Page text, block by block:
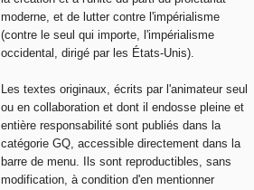
moderne, et de lutter contre l'impérialisme
(contre le seul qui importe, l'impérialisme
occidental, dirigé par les États-Unis).
Les textes originaux, écrits par l'animateur seul
ou en collaboration et dont il endosse pleine et
entière responsabilité sont publiés dans la
catégorie GQ, accessible directement dans la
barre de menu. Ils sont reproductibles, sans
modification, à condition d'en mentionner